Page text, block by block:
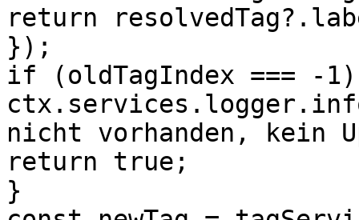
return
});
if (oldTagIndex === -
nicht vorhanden, kein
return true;
}